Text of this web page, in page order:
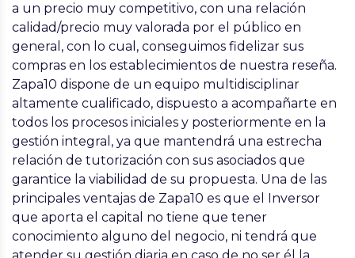
a un precio muy competitivo, con una relación
calidad/precio muy valorada por el público en
general, con lo cual, conseguimos fidelizar sus
compras en los establecimientos de nuestra reseña.
Zapa10 dispone de un equipo multidisciplinar
altamente cualificado, dispuesto a acompañarte en
todos los procesos iniciales y posteriormente en la
gestión integral, ya que mantendrá una estrecha
relación de tutorización con sus asociados que
garantice la viabilidad de su propuesta. Una de las
principales ventajas de Zapa10 es que el Inversor
que aporta el capital no tiene que tener
conocimiento alguno del negocio, ni tendrá que